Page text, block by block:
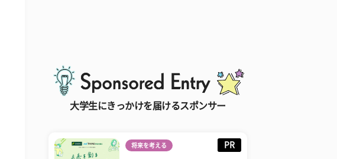
大学生にきっかけを届けるスポンサー
将来を考える PR